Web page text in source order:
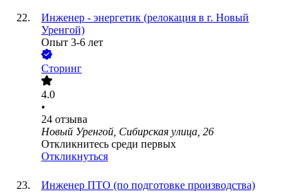
Инженер - энергетик (релокация в г. Новый
Уренгой)
Опыт 3-6 лет
Сторинг
4.0
•
24 отзыва
Новый Уренгой, Сибирская улица, 26
Откликнитесь среди первых
Откликнуться
Инженер ПТО (по подготовке производства)